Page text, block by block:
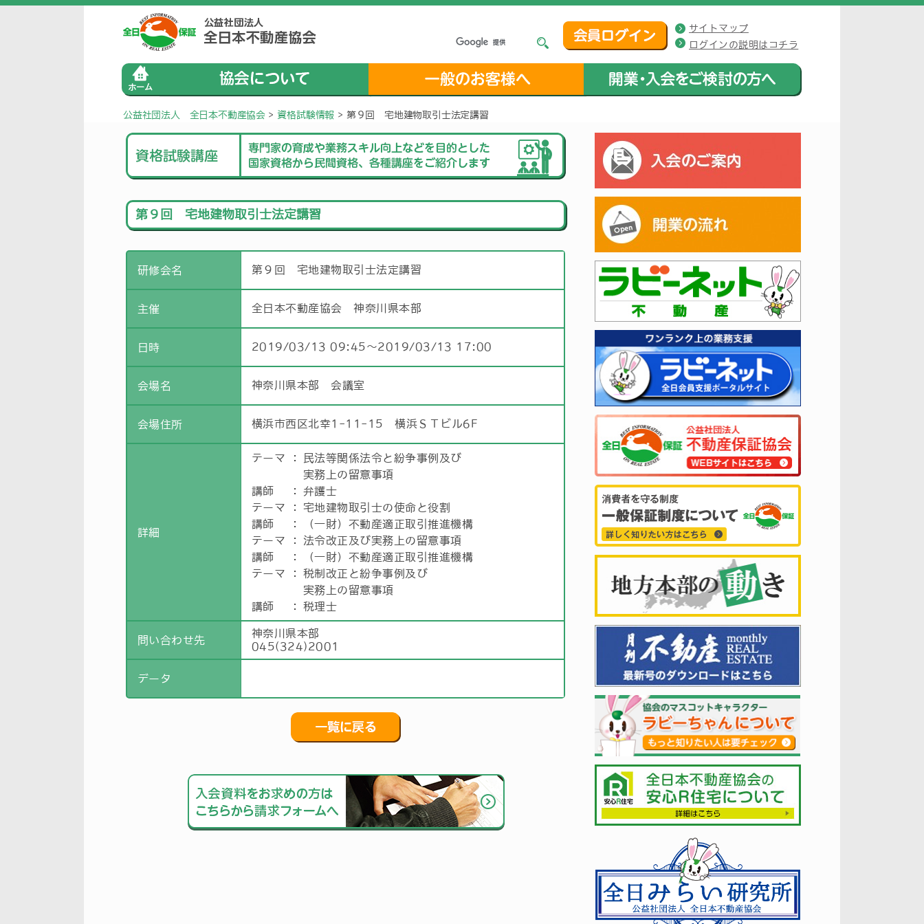
サイトマップ
ログインの説明はコチラ
公益社団法人 全日本不動産協会 >資格試験情報 > 第９回 宅地建物取引士法定講習
第９回 宅地建物取引士法定講習
研修会名 第９回 宅地建物取引士法定講習
主催 全日本不動産協会 神奈川県本部
日時 2019/03/13 09:45〜2019/03/13 17:00
会場名 神奈川県本部 会議室
会場住所 横浜市西区北幸1-11-15 横浜ＳＴビル6F
詳細
テーマ ：
民法等関係法令と紛争事例及び
実務上の留意事項
講師
：
弁護士
テーマ
：
宅地建物取引士の使命と役割
講師
：
（一財）不動産適正取引推進機構
テーマ
：
法令改正及び実務上の留意事項
講師
：
（一財）不動産適正取引推進機構
テーマ
：
税制改正と紛争事例及び
実務上の留意事項
講師
： 税理士
問い合わせ先
神奈川県本部
045(324)2001
データ